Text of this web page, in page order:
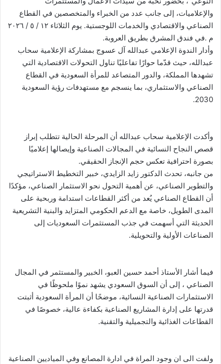
والإعلاميات، إلى جانب عدد من الخبراء والمتخصصين في القطاع
الصناعي والاقتصادي والخدمات اللوجستية. يوم الثلاثاء ١٢ / ٥ / ٢٠٢٦
م .في فندق المشرق بطريق العروبة.
وأدار الندوة الإعلامي عبدالله آل عسوج بمشاركة الإعلامية سحاب
عبدالله، حيث قدّما حوارًا تفاعليًا تناول التحولات الاقتصادية التي
تشهدها المملكة، والدور المتصاعد للمرأة السعودية في القطاع
الصناعي والاستثماري، بما ينسجم مع مستهدفات رؤية السعودية
2030.
وأكدت الإعلامية سحاب عبدالله أن المرحلة الحالية تتطلب إبراز
قصص النجاح النسائية في المجالات الصناعية وإيصالها إعلاميًا
بصورة احترافية تعكس حجم الإنجاز الحقيقي.
من جانبه، تحدث الدكتور زايد الزايدي، خبير التخطيط الاستراتيجي
والتطوير الصناعي، عن أهمية التحول نحو الاستثمار الصناعي، مؤكدًا
أن القطاع الصناعي يُعد من أكثر القطاعات استدامة وربحية على
المدى الطويل، خاصة مع الدعم الحكومي المتزايد والبنية التشريعية
الحديثة التي أسهمت في جذب المستثمرات السعوديات إلى
الصناعات الأولية والتحويلية.
فيما أشار الأستاذ أحمد حسين العبو، الخبير والمستثمر في المجال
الصناعي ، إلى أن السوق السعودي يشهد نموًا ملحوظًا في
الاستثمارات الصناعية النسائية، موضحًا أن المرأة السعودية أثبتت
قدرتها على إدارة المشاريع الصناعية بكفاءة عالية، خصوصًا في
القطاعات الغذائية والتجميلية والتقنية.
ولفت الى ان وجود المراة في ادارة المصانع وفي المياديين الصناعية